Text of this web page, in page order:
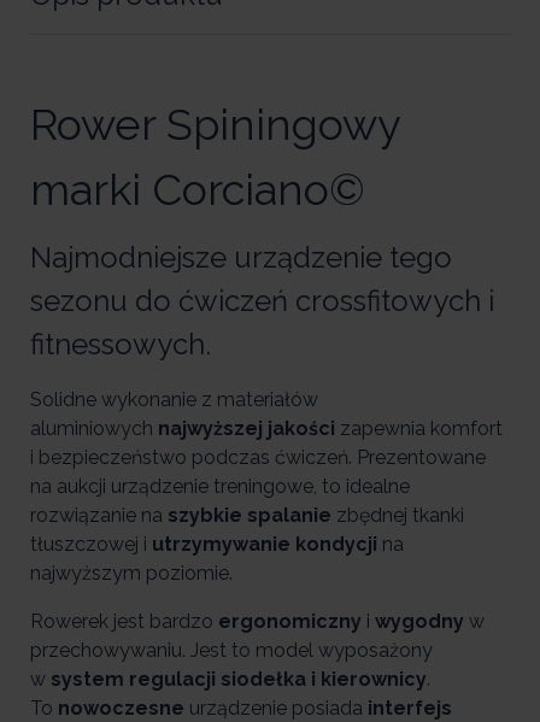
Rower Spiningowy
marki Corciano©
Najmodniejsze urządzenie tego
sezonu do ćwiczeń crossfitowych i
fitnessowych.
Solidne wykonanie z materiałów
aluminiowych najwyższej jakości zapewnia komfort
i bezpieczeństwo podczas ćwiczeń. Prezentowane
na aukcji urządzenie treningowe, to idealne
rozwiązanie na szybkie spalanie zbędnej tkanki
tłuszczowej i utrzymywanie kondycji na
najwyższym poziomie.
Rowerek jest bardzo ergonomiczny i wygodny w
przechowywaniu. Jest to model wyposażony
w system regulacji siodełka i kierownicy.
To nowoczesne urządzenie posiada interfejs